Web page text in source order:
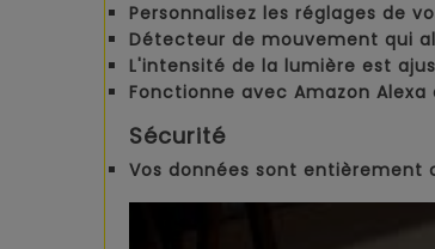
Personnalisez les réglages de
Détecteur de mouvement qui
L'intensité de la lumière est
Fonctionne avec Amazon Alexa
Sécurité
Vos données sont entièrement